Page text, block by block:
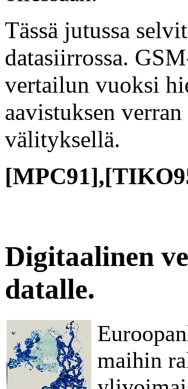
Tässä jutussa
datasiirrossa.
vertailun vuoksi
aavistuksen
välityksellä.
Digitaalinen
datalle.
maihin